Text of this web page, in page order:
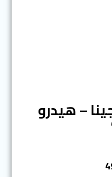
– هيدرو